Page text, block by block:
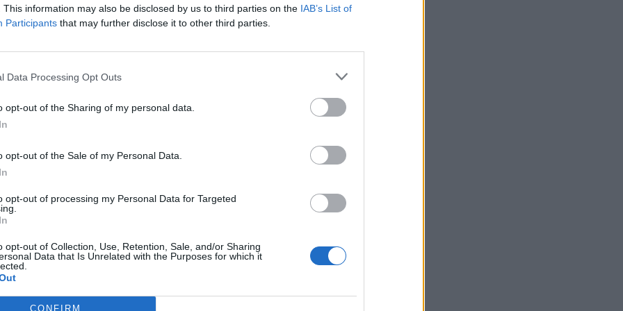
This information may also be disclosed by us to third parties on the IAB’s List of
Participants that may further disclose it to other third parties.
Data Processing Opt Outs
opt-out of the Sharing of my personal data.
opt-out of the Sale of my Personal Data.
opt-out of processing my Personal Data for Targeted
opt-out of Collection, Use, Retention, Sale, and/or Sharing
Data that Is Unrelated with the Purposes for which it
CONFIRM
για τα δίκαια αιτήματα μας. Θα πολεμάμε
,για να κρατήσουμε την γη μας, τις αξίες μας
την δημιουργία καινούργιων ανέργων. Για
τις συνθήκες περαιτέρω ανάπτυξης του
μας στον τόπο μας.
να ευχαριστήσουμε τούς αγρότες του
μας. Χαιρετάμε δε και το καινούργιο μπλόκο
Σπάρτη»,